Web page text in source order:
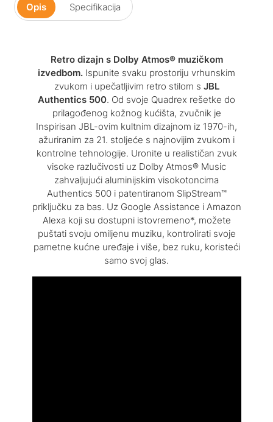
Opis Specifikacija
Retro dizajn s Dolby Atmos® muzičkom
izvedbom. Ispunite svaku prostoriju vrhunskim
zvukom i upečatljivim retro stilom s JBL
Authentics 500. Od svoje Quadrex rešetke do
prilagođenog kožnog kućišta, zvučnik je
Inspirisan JBL-ovim kultnim dizajnom iz 1970-ih,
ažuriranim za 21. stoljeće s najnovijim zvukom i
kontrolne tehnologije. Uronite u realističan zvuk
visoke razlučivosti uz Dolby Atmos® Music
zahvaljujući aluminijskim visokotoncima
Authentics 500 i patentiranom SlipStream™
priključku za bas. Uz Google Assistance i Amazon
Alexa koji su dostupni istovremeno*, možete
puštati svoju omiljenu muziku, kontrolirati svoje
pametne kućne uređaje i više, bez ruku, koristeći
samo svoj glas.